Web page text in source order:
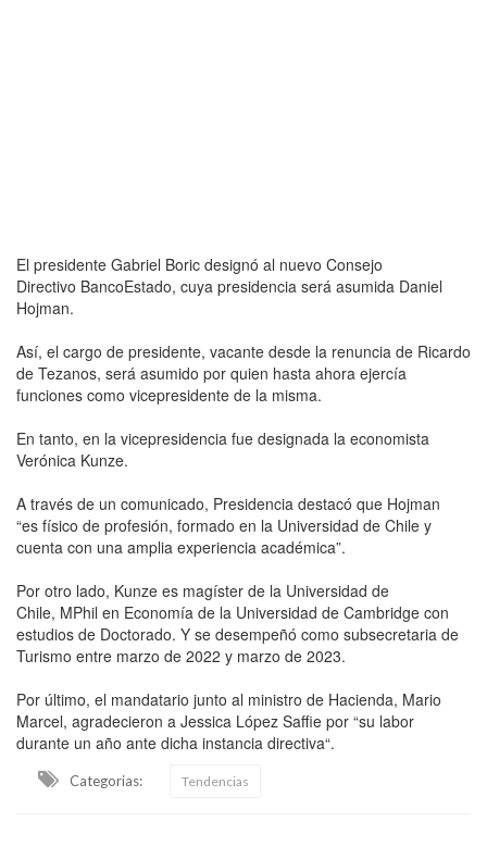
El presidente Gabriel Boric designó al nuevo Consejo
Directivo BancoEstado, cuya presidencia será asumida Daniel
Hojman.
Así, el cargo de presidente, vacante desde la renuncia de Ricardo
de Tezanos, será asumido por quien hasta ahora ejercía
funciones como vicepresidente de la misma.
En tanto, en la vicepresidencia fue designada la economista
Verónica Kunze.
A través de un comunicado, Presidencia destacó que Hojman
“es físico de profesión, formado en la Universidad de Chile y
cuenta con una amplia experiencia académica”.
Por otro lado, Kunze es magíster de la Universidad de
Chile, MPhil en Economía de la Universidad de Cambridge con
estudios de Doctorado. Y se desempeñó como subsecretaria de
Turismo entre marzo de 2022 y marzo de 2023.
Por último, el mandatario junto al ministro de Hacienda, Mario
Marcel, agradecieron a Jessica López Saffie por “su labor
durante un año ante dicha instancia directiva“.
Categorias: Tendencias